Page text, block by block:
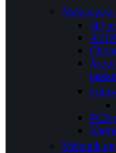
3D
Xtool
PCB
Mekanik